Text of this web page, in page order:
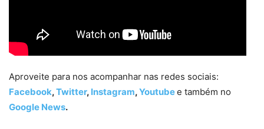
Aproveite para nos acompanhar nas redes sociais:
Facebook,Twitter, Instagram,Youtubee também no
Google News.